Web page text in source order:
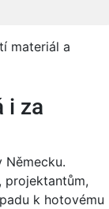
materiál a
i za
Německu.
projektantům,
k hotovému